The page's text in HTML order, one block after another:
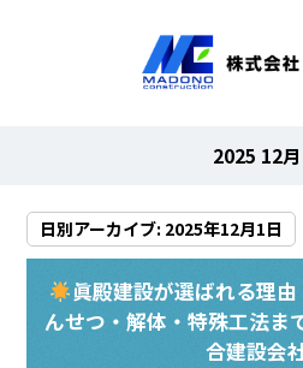
2025 12
日別アーカイブ: 2025年12月1日
眞殿建設が選ばれる理
んせつ・解体・特殊工法ま
合建設会